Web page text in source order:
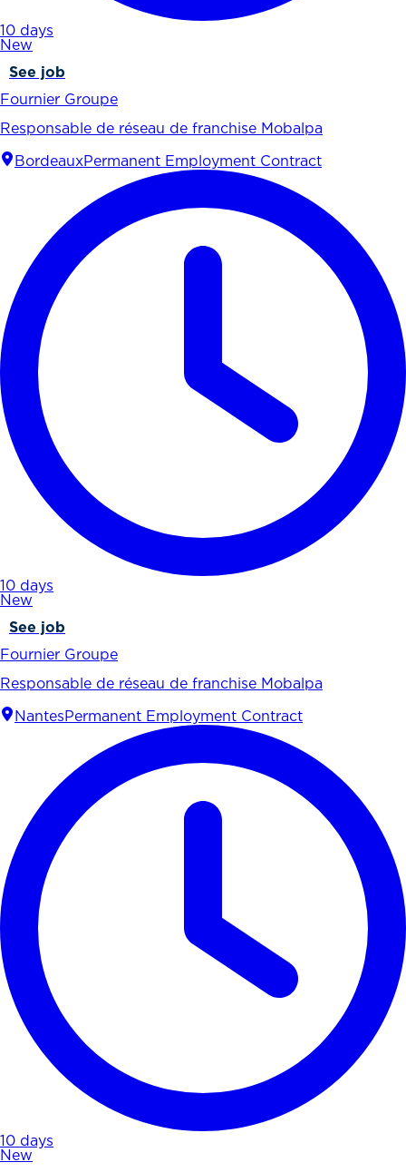
10 days
New
See job
Fournier Groupe
Responsable de réseau de franchise Mobalpa
BordeauxPermanent Employment Contract
10 days
New
See job
Fournier Groupe
Responsable de réseau de franchise Mobalpa
Nantes Permanent Employment Contract
10 days
New